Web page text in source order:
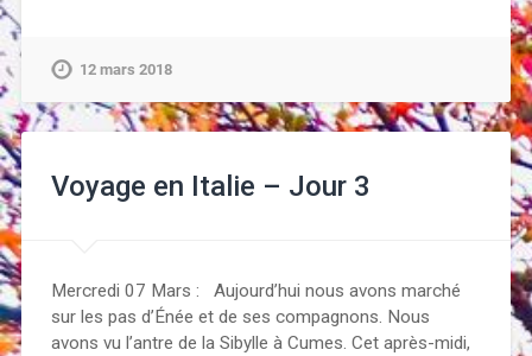
12 mars 2018
Voyage en Italie – Jour 3
Mercredi 07 Mars : Aujourd’hui nous avons marché
sur les pas d’Énée et de ses compagnons. Nous
avons vu l’antre de la Sibylle à Cumes. Cet après-midi,